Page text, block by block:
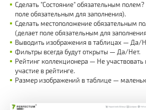
Сделать "Состояние" обязательным
поле обязательным для заполнения).
Сделать местоположение обязательным
(делает поле обязательным для
Выводить изображения в таблицах — Да/
Фильтры всегда будут открыты — Да/Нет.
Рейтинг коллекционера — Не
участие в рейтинге.
Размер изображений в таблице —